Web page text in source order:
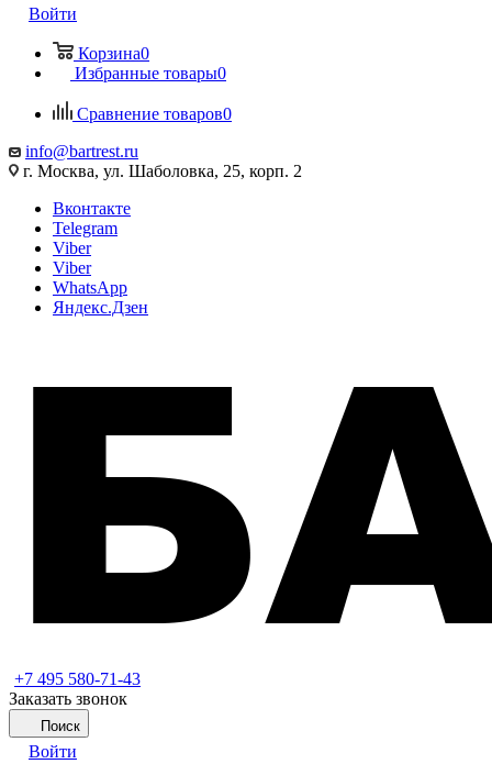
Войти
Корзина0
Избранные товары0
Сравнение товаров0
info@bartrest.ru
г. Москва, ул. Шаболовка, 25, корп. 2
Вконтакте
Telegram
Viber
Viber
WhatsApp
Яндекс.Дзен
+7 495 580-71-43
Заказать звонок
Поиск
Войти